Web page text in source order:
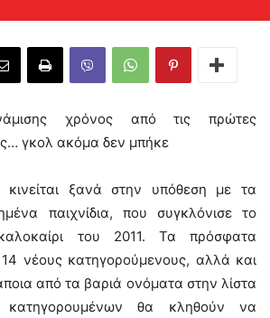
χρόνος από τις πρώτες
γκολ ακόμα δεν μπήκε
κινείται ξανά στην υπόθεση με τα
παιχνίδια, που συγκλόνισε το
του 2011. Τα πρόσφατα
14 νέους κατηγορούμενους, αλλά και
από τα βαριά ονόματα στην λίστα
θα κληθούν να